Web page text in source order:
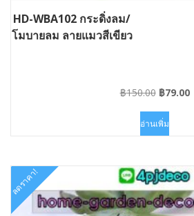
HD-WBA102 กระดิ่งลม/
โมบายลม ลายแมวสีเขียว
฿150.00 Original
was:
฿150.00.
฿79.00
อ่านเพิ่ม
ลดราคา!